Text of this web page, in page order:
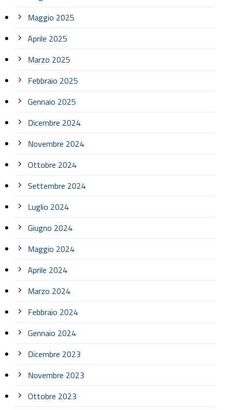
Maggio 2025
Aprile 2025
Marzo 2025
Febbraio 2025
Gennaio 2025
Dicembre 2024
Novembre 2024
Ottobre 2024
Settembre 2024
Luglio 2024
Giugno 2024
Maggio 2024
Aprile 2024
Marzo 2024
Febbraio 2024
Gennaio 2024
Dicembre 2023
Novembre 2023
Ottobre 2023